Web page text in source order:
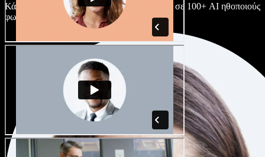
Κάθε έργο είναι μοναδικό. Διάλεξε ανάμεσα σε 100+ AI ηθοποιούς
φωνής & διαλέκτους και κάν’ τους όπως θες.